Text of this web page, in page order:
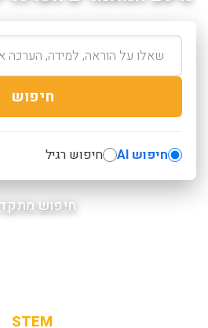
חיפוש
חיפוש AI חיפוש רגיל
חיפוש
STEM